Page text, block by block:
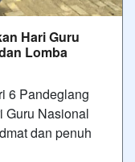
Hari Guru
Lomba
6 Pandeglang
Guru Nasional
dan penuh